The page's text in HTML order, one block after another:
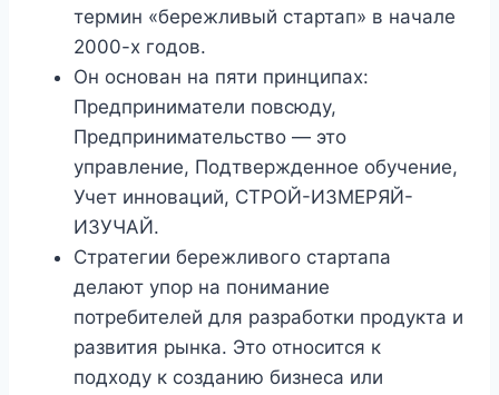
термин «бережливый стартап» в начале
2000-х годов.
Он основан на пяти принципах:
Предприниматели повсюду,
Предпринимательство — это
управление, Подтвержденное обучение,
Учет инноваций, СТРОЙ-ИЗМЕРЯЙ-
ИЗУЧАЙ.
Стратегии бережливого стартапа
делают упор на понимание
потребителей для разработки продукта и
развития рынка. Это относится к
подходу к созданию бизнеса или